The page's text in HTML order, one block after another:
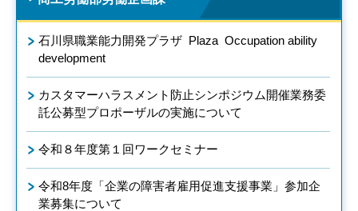
石川県職業能力開発プラザ Plaza Occupation ability
development
カスタマーハラスメント防止シンポジウム開催業務委
託公募型プロポーザルの実施について
令和８年度第１回ワークセミナー
令和8年度「企業の障害者雇用促進支援事業」参加企
業募集について